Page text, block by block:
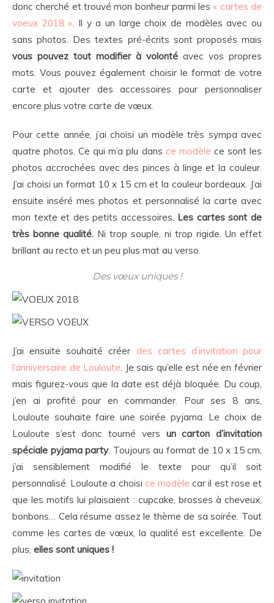
donc cherché et trouvé mon bonheur parmi les« cartes de
voeux 2018 » . Il y a un large choix de modèles avec ou
sans photos. Des textes pré-écrits sont proposés mais
vous pouvez tout modifier à volonté avec vos propres
mots. Vous pouvez également choisir le format de votre
carte et ajouter des accessoires pour personnaliser
encore plus votre carte de vœux.
Pour cette année, j’ai choisi un modèle très sympa avec
quatre photos. Ce qui m’a plu dans ce modèle ce sont les
photos accrochées avec des pinces à linge et la couleur.
J’ai choisi un format 10 x 15 cm et la couleur bordeaux. J’ai
ensuite inséré mes photos et personnalisé la carte avec
mon texte et des petits accessoires. Les cartes sont de
très bonne qualité. Ni trop souple, ni trop rigide. Un effet
brillant au recto et un peu plus mat au verso.
Des vœux uniques !
J’ai ensuite souhaité créer des cartes d’invitation pour
l’anniversaire de Louloute . Je sais qu’elle est née en février
mais figurez-vous que la date est déjà bloquée. Du coup,
j’en ai profité pour en commander. Pour ses 8 ans,
Louloute souhaite faire une soirée pyjama. Le choix de
Louloute s’est donc tourné vers un carton d’invitation
spéciale pyjama party. Toujours au format de 10 x 15 cm,
j’ai sensiblement modifié le texte pour qu’il soit
personnalisé. Louloute a choisi ce modèle car il est rose et
que les motifs lui plaisaient : cupcake, brosses à cheveux,
bonbons… Cela résume assez le thème de sa soirée. Tout
comme les cartes de vœux, la qualité est excellente. De
plus, elles sont uniques !